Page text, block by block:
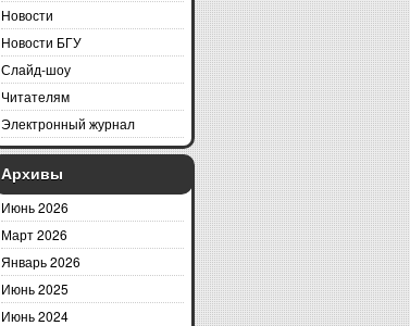
Новости
Новости БГУ
Слайд-шоу
Читателям
Электронный журнал
Архивы
Июнь 2026
Март 2026
Январь 2026
Июнь 2025
Июнь 2024